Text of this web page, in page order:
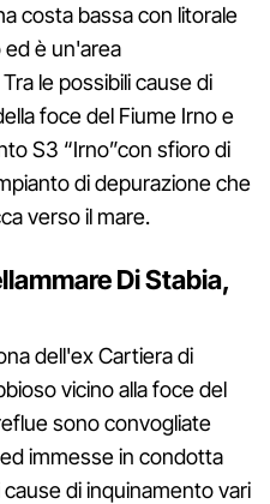
costa bassa con litorale
è un'area
le possibili cause di
foce del Fiume Irno e
S3 “Irno”con sfioro di
di depurazione che
verso il mare.
Di Stabia,
dell'ex Cartiera di
vicino alla foce del
sono convogliate
immesse in condotta
di inquinamento vari